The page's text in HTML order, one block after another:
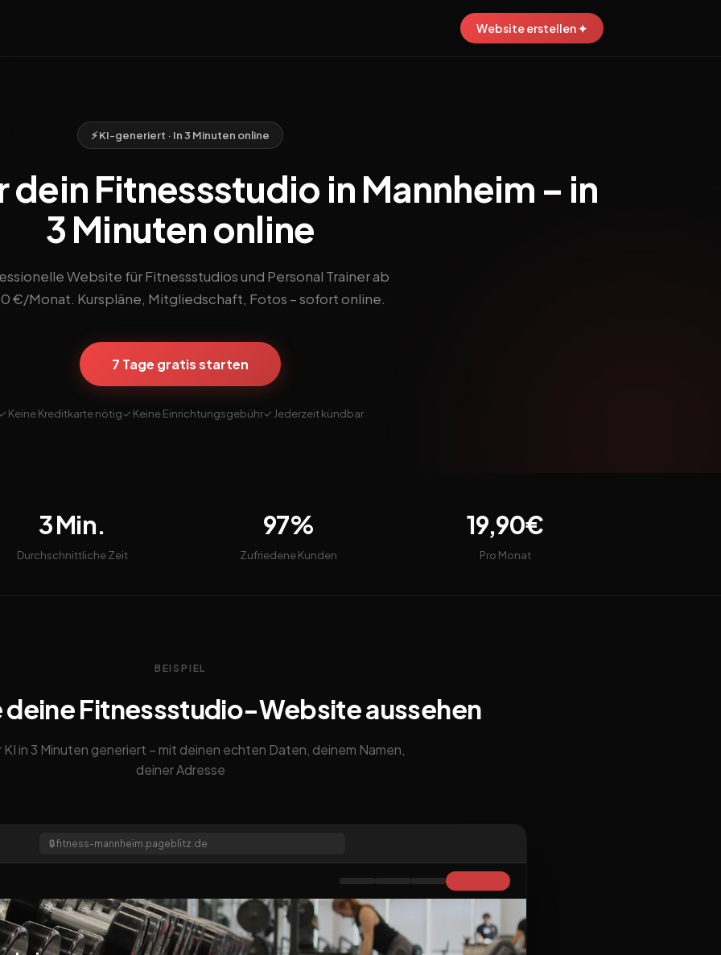
Website erstellen ✦
⚡ KI-generiert · In 3 Minuten online
Fitnessstudio in Mannheim – in
3 Minuten online
Website für Fitnessstudios und Personal Trainer ab
€/Monat. Kurspläne, Mitgliedschaft, Fotos – sofort online.
7 Tage gratis starten
Keine Kreditkarte nötig✓ Keine Einrichtungsgebühr✓ Jederzeit kündbar
3 Min.
Durchschnittliche Zeit
97%
Zufriedene Kunden
19,90€
Pro Monat
BEISPIEL
deine Fitnessstudio-Website aussehen
KI in 3 Minuten generiert – mit deinen echten Daten, deinem Namen,
deiner Adresse
🔒fitness-mannheim.pageblitz.de